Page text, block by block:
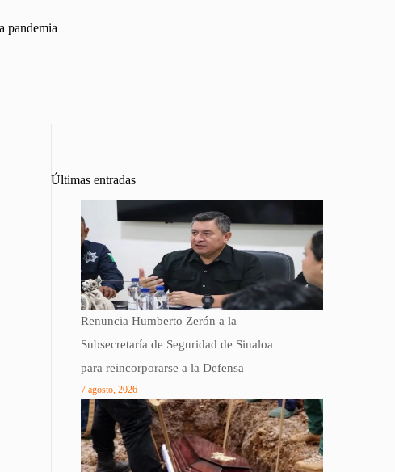
pandemia
Últimas entradas
Renuncia Humberto Zerón a la
Subsecretaría de Seguridad de Sinaloa
para reincorporarse a la Defensa
7 agosto, 2026